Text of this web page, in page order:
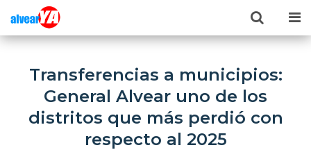
Transferencias a municipios:
General Alvear uno de los
distritos que más perdió con
respecto al 2025